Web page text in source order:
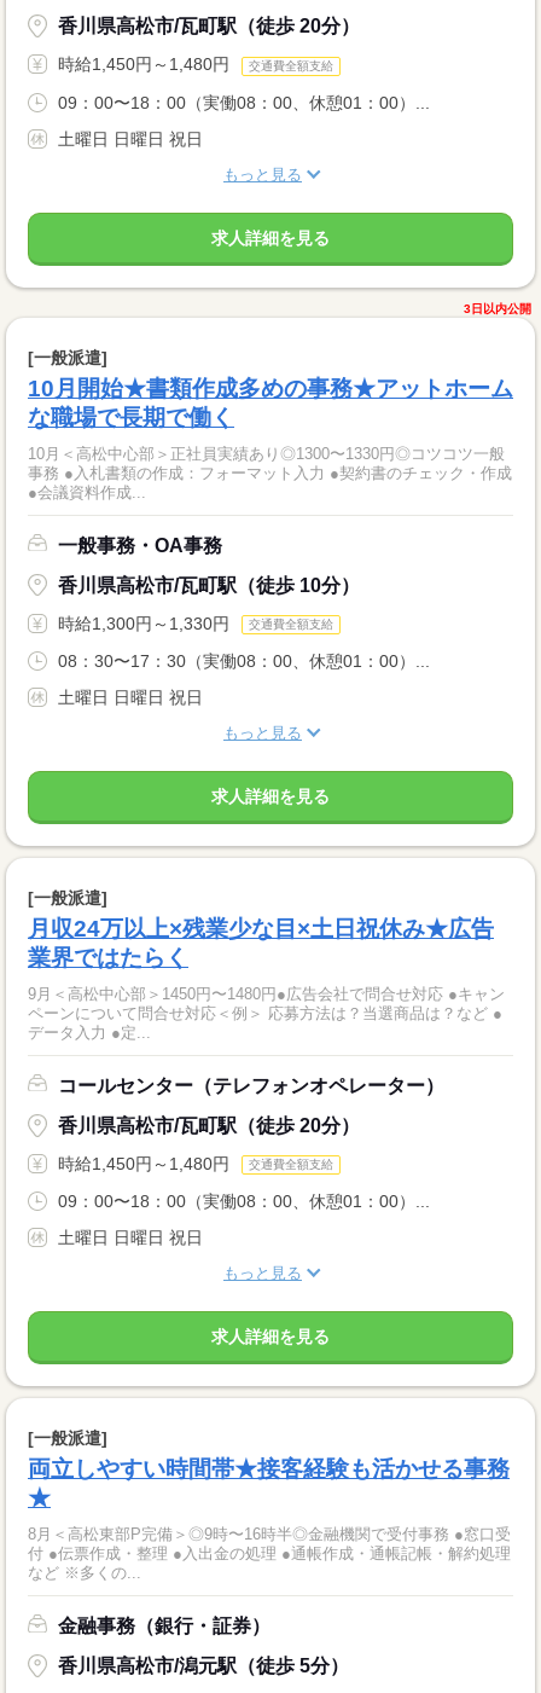
香川県高松市/瓦町駅（徒歩 20分）
時給1,450円～1,480円 交通費全額支給
09：00〜18：00（実働08：00、休憩01：00）...
土曜日 日曜日 祝日
もっと見る
求人詳細を見る
3日以内公開
[一般派遣]
10月開始★書類作成多めの事務★アットホーム
な職場で長期で働く
10月＜高松中心部＞正社員実績あり◎1300〜1330円◎コツコツ一般
事務 ●入札書類の作成：フォーマット入力 ●契約書のチェック・作成
●会議資料作成...
一般事務・OA事務
香川県高松市/瓦町駅（徒歩 10分）
時給1,300円～1,330円 交通費全額支給
08：30〜17：30（実働08：00、休憩01：00）...
土曜日 日曜日 祝日
もっと見る
求人詳細を見る
[一般派遣]
月収24万以上×残業少な目×土日祝休み★広告
業界ではたらく
9月＜高松中心部＞1450円〜1480円●広告会社で問合せ対応 ●キャン
ペーンについて問合せ対応＜例＞ 応募方法は？当選商品は？など ●
データ入力 ●定...
コールセンター（テレフォンオペレーター）
香川県高松市/瓦町駅（徒歩 20分）
時給1,450円～1,480円 交通費全額支給
09：00〜18：00（実働08：00、休憩01：00）...
土曜日 日曜日 祝日
もっと見る
求人詳細を見る
[一般派遣]
両立しやすい時間帯★接客経験も活かせる事務
★
8月＜高松東部P完備＞◎9時〜16時半◎金融機関で受付事務 ●窓口受
付 ●伝票作成・整理 ●入出金の処理 ●通帳作成・通帳記帳・解約処理
など ※多くの...
金融事務（銀行・証券）
香川県高松市/潟元駅（徒歩 5分）